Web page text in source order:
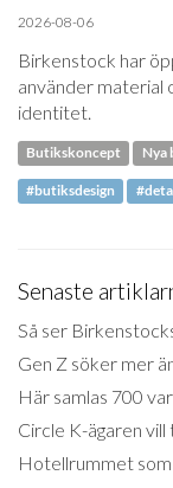
2026-08-06
Birkenstock har
använder material
identitet.
Butikskoncept Nya
#butiksdesign
Senaste
Så ser
Gen Z söker mer
Här samlas 700
Circle K-ägaren
Hotellrummet